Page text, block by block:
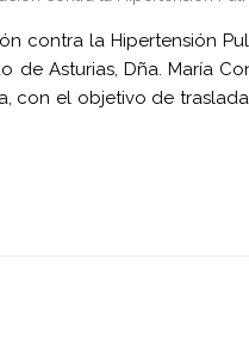
contra la Hipertensión
de Asturias, Dña. María
con el objetivo de